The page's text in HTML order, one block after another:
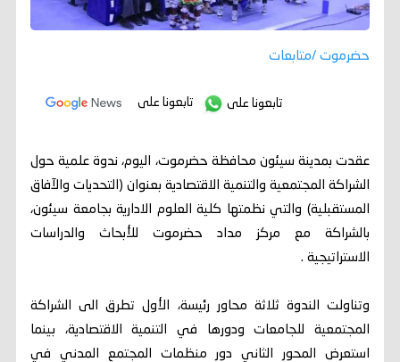
حضرموت /متابعات
تابعونا على تابعونا على
عقدت بمدينة سيئون محافظة حضرموت، اليوم، ندوة علمية حول
الشراكة المجتمعية والتنمية الاقتصادية بعنوان (التحديات والآفاق
المستقبلية) والتي نظمتها كلية العلوم الادارية بجامعة سيئون،
بالشراكة مع مركز مداد حضرموت للأبحاث والدراسات
الاستراتيجية .
وتناولت الندوة ثلاثة محاور رئيسة، الأول تطرق الى الشراكة
المجتمعية للجامعات ودورها في التنمية الاقتصادية، بينما
استعرض المحور الثاني دور منظمات المجتمع المدني في